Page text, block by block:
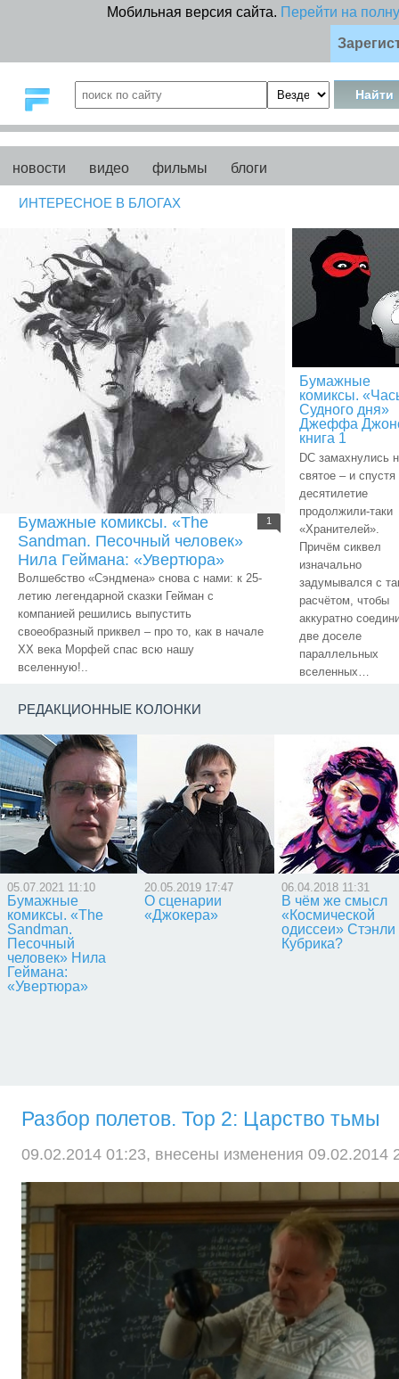
Мобильная версия сайта. Перейти на
новости видео фильмы блоги
ИНТЕРЕСНОЕ В БЛОГАХ
1
Бумажные комиксы. «The
Sandman. Песочный человек»
Нила Геймана: «Увертюра»
Волшебство «Сэндмена» снова с нами: к 25-
летию легендарной сказки Гейман с
компанией решились выпустить
своеобразный приквел – про то, как в начале
ХХ века Морфей спас всю нашу
вселенную!..
Бумажные
комиксы.
Судного дня»
Джеффа
книга 1
DC замахнулись
святое – и спустя
десятилетие
продолжили-таки
«Хранителей».
Причём сиквел
изначально
задумывался с
расчётом, чтобы
аккуратно
две доселе
параллельных
вселенных…
РЕДАКЦИОННЫЕ КОЛОНКИ
05.07.2021 11:10
Бумажные
комиксы. «The
Sandman.
Песочный
человек» Нила
Геймана:
«Увертюра»
20.05.2019 17:47
О сценарии
«Джокера»
06.04.2018 11:31
В чём же смысл
«Космической
одиссеи» Стэнли
Кубрика?
Разбор полетов. Тор 2: Царство тьмы
09.02.2014 01:23, внесены изменения 09.02.2014